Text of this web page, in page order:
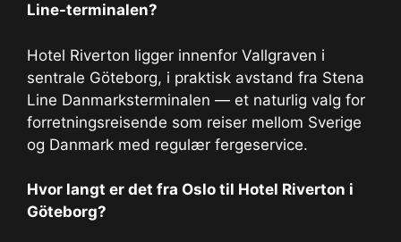
Line-terminalen?
Hotel Riverton ligger innenfor Vallgraven i
sentrale Göteborg, i praktisk avstand fra Stena
Line Danmarksterminalen — et naturlig valg for
forretningsreisende som reiser mellom Sverige
og Danmark med regulær fergeservice.
Hvor langt er det fra Oslo til Hotel Riverton i
Göteborg?